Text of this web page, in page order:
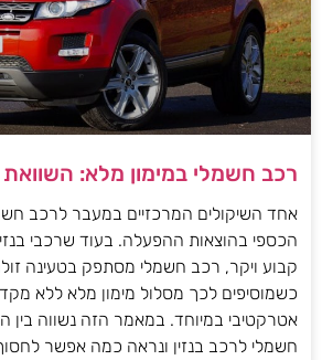
רכב חשמלי במימון מלא: השוואת
אחד השיקולים המרכזיים במעבר לרכב
הכספי בהוצאות ההפעלה. בעוד שרכבי
קבוע ויקר, רכב חשמלי מסתפק בטעינה
כשמוסיפים לכך מסלול מימון מלא ללא
אטרקטיבי במיוחד. במאמר הזה נשווה בין
חשמלי לרכב בנזין ונראה כמה אפשר